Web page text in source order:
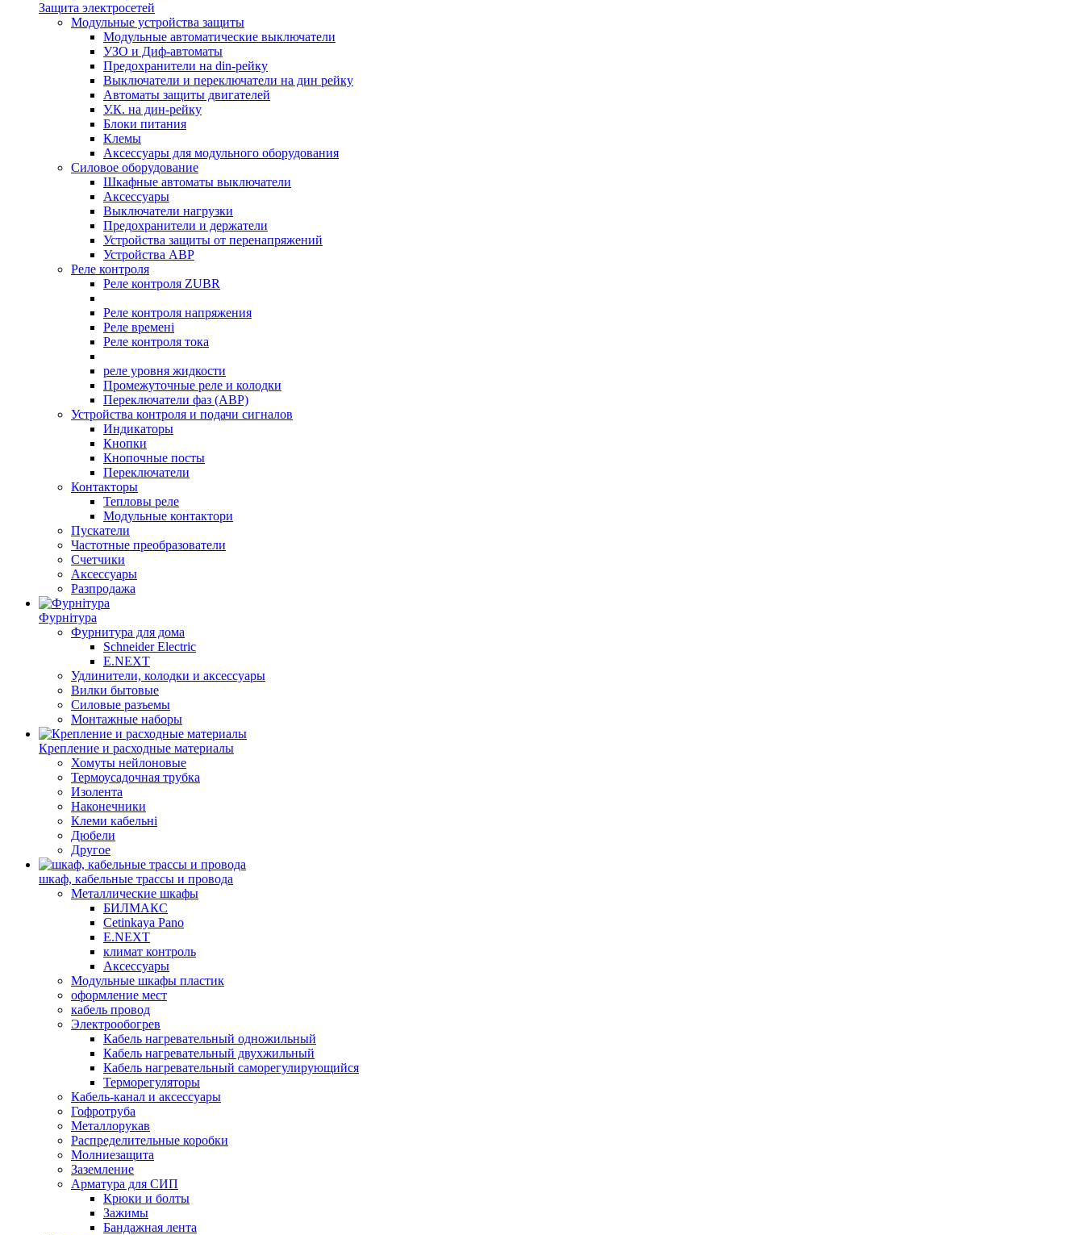
Защита электросетей
Модульные устройства защиты
Модульные автоматические выключатели
УЗО и Диф-автоматы
Предохранители на din-рейку
Выключатели и переключатели на дин рейку
Автоматы защиты двигателей
У.К. на дин-рейку
Блоки питания
Клемы
Аксессуары для модульного оборудования
Силовое оборудование
Шкафные автоматы выключатели
Аксессуары
Выключатели нагрузки
Предохранители и держатели
Устройства защиты от перенапряжений
Устройства АВР
Реле контроля
Реле контроля ZUBR
Реле контроля напряжения
Реле времені
Реле контроля тока
реле уровня жидкости
Промежуточные реле и колодки
Переключатели фаз (АВР)
Устройства контроля и подачи сигналов
Индикаторы
Кнопки
Кнопочные посты
Переключатели
Контакторы
Тепловы реле
Модульные контактори
Пускатели
Частотные преобразователи
Счетчики
Аксессуары
Разпродажа
Фурнітура
Фурнитура для дома
Schneider Electric
E.NEXT
Удлинители, колодки и аксессуары
Вилки бытовые
Силовые разъемы
Монтажные наборы
Крепление и расходные материалы
Хомуты нейлоновые
Термоусадочная трубка
Изолента
Наконечники
Клеми кабельні
Дюбели
Другое
шкаф, кабельные трассы и провода
Металлические шкафы
БИЛМАКС
Cetinkaya Pano
E.NEXT
климат контроль
Аксессуары
Модульные шкафы пластик
оформление мест
кабель провод
Электрообогрев
Кабель нагревательный одножильный
Кабель нагревательный двухжильный
Кабель нагревательный саморегулирующийся
Терморегуляторы
Кабель-канал и аксессуары
Гофротруба
Металлорукав
Распределительные коробки
Молниезащита
Заземление
Арматура для СИП
Крюки и болты
Зажимы
Бандажная лента